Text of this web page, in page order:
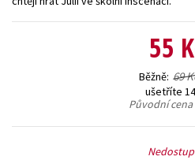
55
Běžně 69
ušetříte
Původní cena